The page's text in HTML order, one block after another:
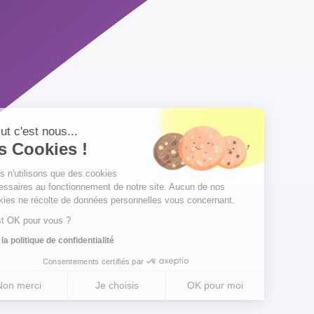
Salut c'est nous...
les Cookies !
Nous n'utilisons que des cookies
nécessaires au fonctionnement de notre site. Aucun de nos
cookies ne récolte de données personnelles vous concernant.
C'est OK pour vous ?
Lire la politique de confidentialité
Consentements certifiés par
Non merci OK pour moi